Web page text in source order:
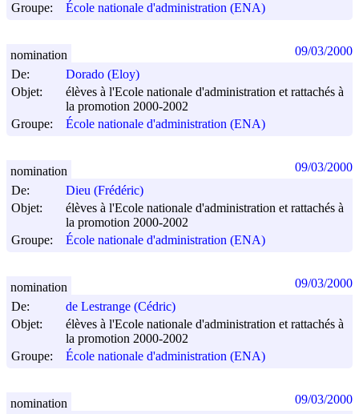
Groupe:
École nationale d'administration (ENA)
De:
Dorado (Eloy)
Objet:
élèves à l'Ecole nationale d'administration et rattachés à
la promotion 2000-2002
Groupe:
École nationale d'administration (ENA)
nomination 09/03/2000
De:
Dieu (Frédéric)
Objet:
élèves à l'Ecole nationale d'administration et rattachés à
la promotion 2000-2002
Groupe:
École nationale d'administration (ENA)
nomination 09/03/2000
De:
de Lestrange (Cédric)
Objet:
élèves à l'Ecole nationale d'administration et rattachés à
la promotion 2000-2002
Groupe:
École nationale d'administration (ENA)
nomination 09/03/2000
nomination 09/03/2000